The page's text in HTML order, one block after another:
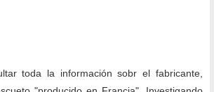
toda la información sobr el fabricante,